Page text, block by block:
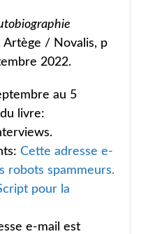
/ Novalis, p
2022.
au 5
livre:
Cette adresse e-
robots spammeurs.
pour la
e-mail est